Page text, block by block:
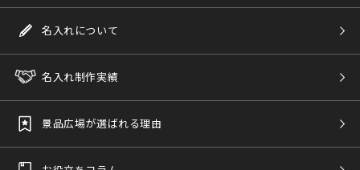
名入れについて
名入れ制作実績
景品広場が選ばれる理由